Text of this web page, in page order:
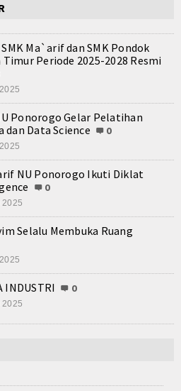
Ma`arif dan SMK Pondok
Periode 2025-2028 Resmi
Ponorogo Gelar Pelatihan
dan Data Science
0
NU Ponorogo Ikuti Diklat
0
2025
Selalu Membuka Ruang
INDUSTRI 0
2025